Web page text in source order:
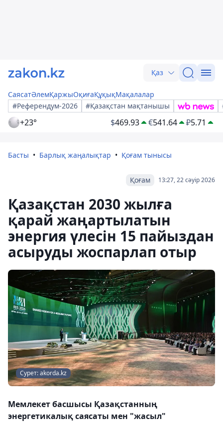
Қаз
СаясатӘлемҚаржыОқиғаҚұқықМақалалар
#Референдум-2026
#Қазақстан мақтанышы
+23° $469.93 €541.64 ₽5.71
Басты Барлық жаңалықтар Қоғам тынысы
13:27, 22 сәуір 2026
Қоғам
Қазақстан 2030 жылға
қарай жаңартылатын
энергия үлесін 15 пайыздан
асыруды жоспарлап отыр
Сурет: akorda.kz
Мемлекет басшысы Қазақстанның
энергетикалық саясаты мен "жасыл"